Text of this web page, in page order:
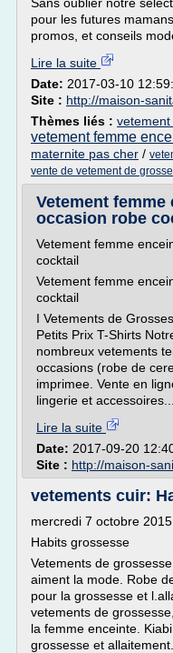
pour les futures
promos, et conseils
Lire la suite
Date: 2017-03-10
Site : http://maison-
Thèmes liés :
vetement femme
maternite pas cher /
vente de vetement de
Vetement
occasion robe
Vetement femme
cocktail
Vetement femme
cocktail
I Vetements de
Petits Prix T-Shirts
nombreux vetements
occasions (robe de
imprimee. Vente en
lingerie et accessoires...
Lire la suite
Date: 2017-09-20
Site : http://maison-
vetements cuir:
mercredi 7 octobre 2015
Habits grossesse
Vetements de
aiment la mode. Robe
pour la grossesse et
vetements de
la femme enceinte.
grossesse et